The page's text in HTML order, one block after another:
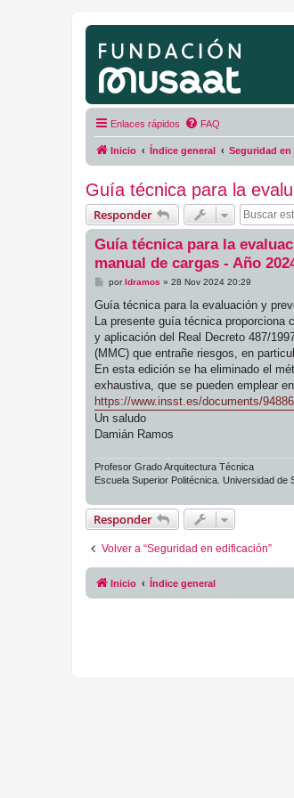
Enlaces rápidos FAQ
Inicio Índice general Seguridad
Guía técnica para la
Responder
Guía técnica para la
manual de cargas - Año
M
n
a
j
porldramos » 28 Nov 2024 20:29
Guía técnica para la evaluación y
La presente guía técnica proporciona
y aplicación del Real Decreto 487/
(MMC) que entrañe riesgos, en
En esta edición se ha eliminado el
exhaustiva, que se pueden emplear
https://www.insst.es/documents/
Un saludo
Damián Ramos
Profesor Grado Arquitectura Técnica
Escuela Superior Politécnica. Universidad de
Responder
Volver a “Seguridad en edificación”
Inicio Índice general